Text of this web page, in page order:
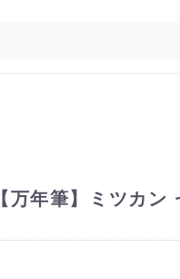
【万年筆】ミツカ